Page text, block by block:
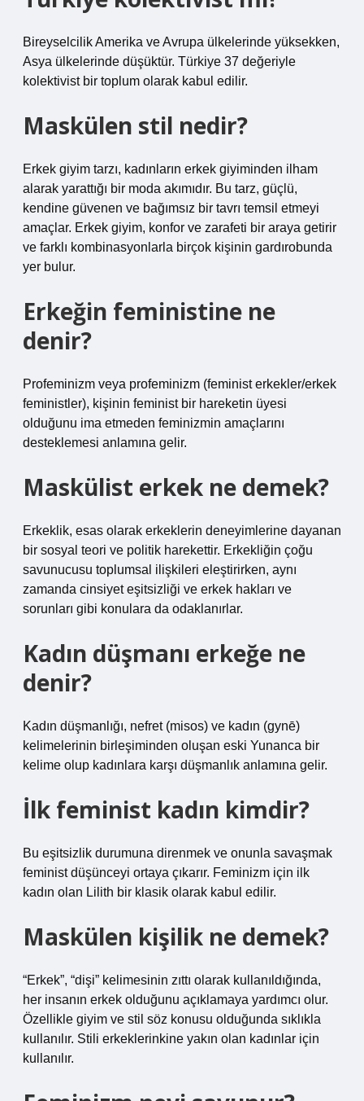
Bireyselcilik Amerika ve Avrupa ülkelerinde yüksekken,
Asya ülkelerinde düşüktür. Türkiye 37 değeriyle
kolektivist bir toplum olarak kabul edilir.
Maskülen stil nedir?
Erkek giyim tarzı, kadınların erkek giyiminden ilham
alarak yarattığı bir moda akımıdır. Bu tarz, güçlü,
kendine güvenen ve bağımsız bir tavrı temsil etmeyi
amaçlar. Erkek giyim, konfor ve zarafeti bir araya getirir
ve farklı kombinasyonlarla birçok kişinin gardırobunda
yer bulur.
Erkeğin feministine ne
denir?
Profeminizm veya profeminizm (feminist erkekler/erkek
feministler), kişinin feminist bir hareketin üyesi
olduğunu ima etmeden feminizmin amaçlarını
desteklemesi anlamına gelir.
Maskülist erkek ne demek?
Erkeklik, esas olarak erkeklerin deneyimlerine dayanan
bir sosyal teori ve politik harekettir. Erkekliğin çoğu
savunucusu toplumsal ilişkileri eleştirirken, aynı
zamanda cinsiyet eşitsizliği ve erkek hakları ve
sorunları gibi konulara da odaklanırlar.
Kadın düşmanı erkeğe ne
denir?
Kadın düşmanlığı, nefret (misos) ve kadın (gynē)
kelimelerinin birleşiminden oluşan eski Yunanca bir
kelime olup kadınlara karşı düşmanlık anlamına gelir.
İlk feminist kadın kimdir?
Bu eşitsizlik durumuna direnmek ve onunla savaşmak
feminist düşünceyi ortaya çıkarır. Feminizm için ilk
kadın olan Lilith bir klasik olarak kabul edilir.
Maskülen kişilik ne demek?
“Erkek”, “dişi” kelimesinin zıttı olarak kullanıldığında,
her insanın erkek olduğunu açıklamaya yardımcı olur.
Özellikle giyim ve stil söz konusu olduğunda sıklıkla
kullanılır. Stili erkeklerinkine yakın olan kadınlar için
kullanılır.